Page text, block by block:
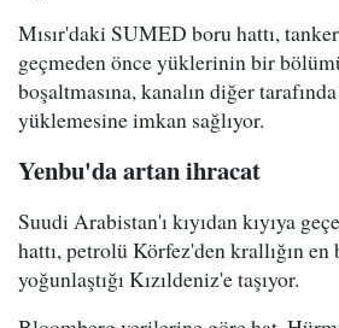
Mısır'daki SUMED boru hattı,
geçmeden önce yüklerinin bir
boşaltmasına, kanalın diğer
yüklemesine imkan sağlıyor.
Yenbu'da artan ihracat
Suudi Arabistan'ı kıyıdan kıyıya
hattı, petrolü Körfez'den krallığın
yoğunlaştığı Kızıldeniz'e taşıyor.